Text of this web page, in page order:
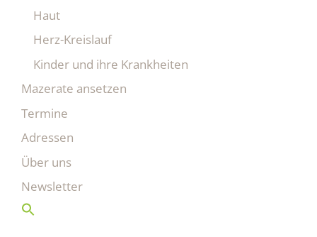
Haut
Herz-Kreislauf
Kinder und ihre Krankheiten
Mazerate ansetzen
Termine
Adressen
Über uns
Newsletter